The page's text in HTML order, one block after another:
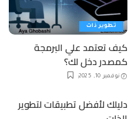
تطوير ذات
كيف تعتمد علي البرمجة
كمصدر دخل لك؟
نوفمبر 10, 2025
دليلك لأفضل تطبيقات لتطوير